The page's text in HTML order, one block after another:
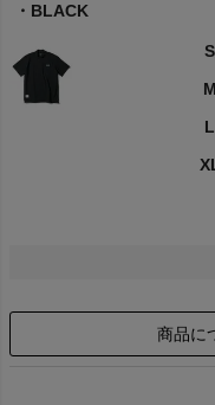
BLACK
S
M
L
商品に